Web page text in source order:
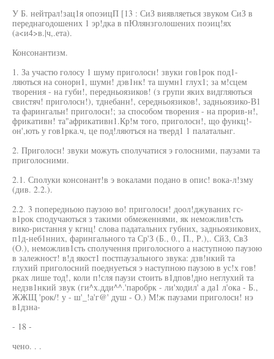
У Б. нейтрал!зац1я опоэицП [13 : СиЗ виявляеться звуком СиЗ в
переднагодошених 1 эр!дка в пЮлянзголошених поэиц!ях
(а<и4>в.|ч,.ета).
Консонантизм.
1. За участю голосу 1 шуму приголосн! звуки гов1рок под1-
ляються на сонорн1, шумн! дэв1нк! та шумн1 глух1; за м!сцем
творения - на губи!, передньоязиков! (з групи яких видгляються
свистяч! приголосн!), тднебанн!, середньоязиков!, задньоязико-В1
та фарингальн! приголосн!; за способом творения - на прорив-н!,
фрикативн! та"африкативн1.Кр!м того, приголосн!, що функц!-
он',ють у гов1рка.ч, це под!ляютъся на тверд1 1 палатальнг.
2. Приголосн! звуки можуть сполучатися э голосними, паузами та
приголосними.
2.1. Сполуки консонант!в э вокалами подано в опис! вока-л!зму
(див. 2.2.).
2.2. 3 попередньою паузою во! приголосн! доол!джуваних гс-
в1рок сподучаються з такими обмеженнями, як неможлив!сть
вико-ристання у кгнц! слова падатальних губних, задньоязикових,
п1д-неб1нних, фарингального та Ср'З (Б., 0., П., Р.),. СйЗ, СвЗ
(О.), неможлив1сть сполучення приголосного а наступною паузою
в залежност! в!д якост1 постпаузального звука: дзв!нкий та
глухий приголосний поеднуеться э наступною паузою в ус!х гов!
рках лише тод!, коли п!сля паузи стоить в1дпов!дно неглухий та
недзв1нкий звук (ги^х.дди^^.'паробрк - ли'ходил' а да1 л'ока - Б.,
ЖЖЩ 'рок/! у - ш'_!а'г@' душ - О.) М!ж паузами приголосн! нэ
в1дзна-
- 18 -
чено. . .